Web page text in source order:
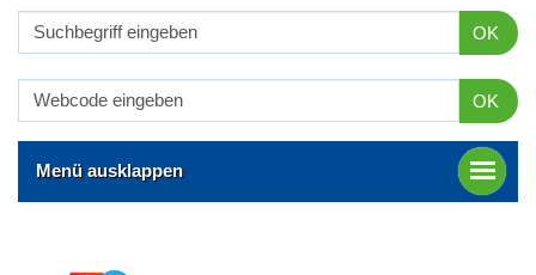
OK
OK
Menü ausklappen